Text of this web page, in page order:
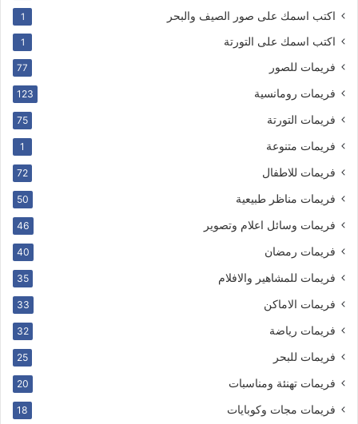
اكتب اسمك على صور الصيف والبحر 1
اكتب اسمك على التورتة 1
فريمات للصور 77
فريمات رومانسية 123
فريمات التورتة 75
فريمات متنوعة 1
فريمات للاطفال 72
فريمات مناظر طبيعية 50
فريمات وسائل اعلام وتصوير 46
فريمات رمضان 40
فريمات للمشاهير والافلام 35
فريمات الاماكن 33
فريمات رياضة 32
فريمات للبحر 25
فريمات تهنئة ومناسبات 20
فريمات مجات وكوبايات 18